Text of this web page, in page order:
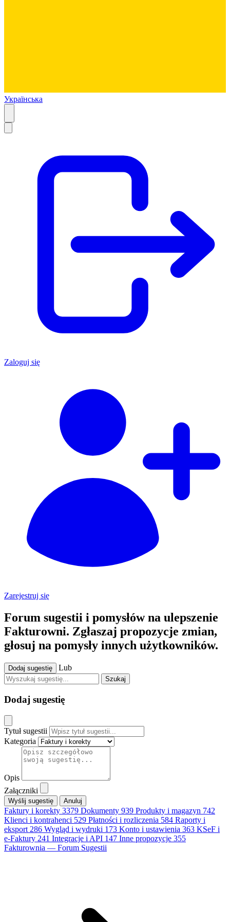
Українська
Zaloguj się
Zarejestruj się
Forum sugestii i pomysłów na ulepszenie
Fakturowni. Zgłaszaj propozycje zmian,
głosuj na pomysły innych użytkowników.
Dodaj sugestię Lub
Szukaj
Dodaj sugestię
Tytuł sugestii
Kategoria
Opis
Załączniki
Anuluj
Faktury i korekty 3379 Dokumenty 939 Produkty i magazyn 742
Klienci i kontrahenci 529 Płatności i rozliczenia 584 Raporty i
eksport 286 Wygląd i wydruki 173 Konto i ustawienia 363 KSeF i
e-Faktury 241 Integracje i API 147 Inne propozycje 355
Fakturownia — Forum Sugestii